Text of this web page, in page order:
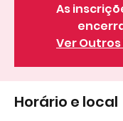
As
Ver
Horário e local